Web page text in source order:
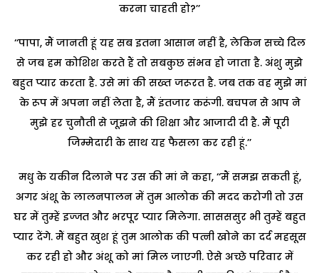
करना चाहती हो?’’
‘‘पापा, मैं जानती हूं यह सब इतना आसान नहीं है, लेकिन सच्चे दिल
से जब हम कोशिश करते हैं तो सबकुछ संभव हो जाता है. अंशु मुझे
बहुत प्यार करता है. उसे मां की सख्त जरूरत है. जब तक वह मुझे मां
के रूप में अपना नहीं लेता है, मैं इंतजार करूंगी. बचपन से आप ने
मुझे हर चुनौती से जूझने की शिक्षा और आजादी दी है. मैं पूरी
जिम्मेदारी के साथ यह फैसला कर रही हूं.’’
मधु के यकीन दिलाने पर उस की मां ने कहा, ‘‘मैं समझ सकती हूं,
अगर अंशू के लालनपालन में तुम आलोक की मदद करोगी तो उस
घर में तुम्हें इज्जत और भरपूर प्यार मिलेगा. सासससुर भी तुम्हें बहुत
प्यार देंगे. मैं बहुत खुश हूं तुम आलोक की पत्नी खोने का दर्द महसूस
कर रही हो और अंशू को मां मिल जाएगी. ऐसे अच्छे परिवार में